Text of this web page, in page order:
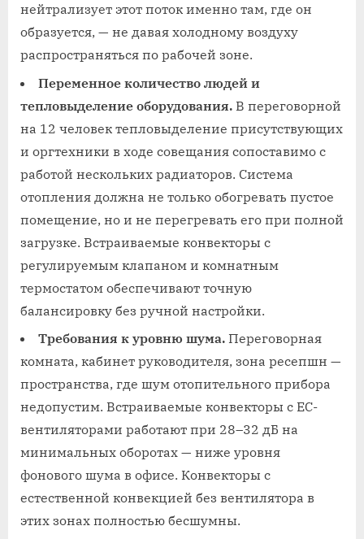
нейтрализует этот поток именно там, где он
образуется, — не давая холодному воздуху
распространяться по рабочей зоне.
Переменное количество людей и
тепловыделение оборудования. В переговорной
на 12 человек тепловыделение присутствующих
и оргтехники в ходе совещания сопоставимо с
работой нескольких радиаторов. Система
отопления должна не только обогревать пустое
помещение, но и не перегревать его при полной
загрузке. Встраиваемые конвекторы с
регулируемым клапаном и комнатным
термостатом обеспечивают точную
балансировку без ручной настройки.
Требования к уровню шума. Переговорная
комната, кабинет руководителя, зона ресепшн —
пространства, где шум отопительного прибора
недопустим. Встраиваемые конвекторы с EC-
вентиляторами работают при 28–32 дБ на
минимальных оборотах — ниже уровня
фонового шума в офисе. Конвекторы с
естественной конвекцией без вентилятора в
этих зонах полностью бесшумны.